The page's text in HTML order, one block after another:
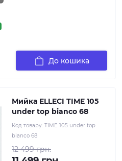
До кошика
Мийка ELLECI TIME 105
under top bianco 68
Код товару: TIME 105 under top
bianco 68
12 499 грн.